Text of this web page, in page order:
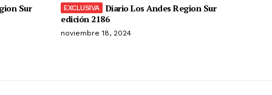
Sur
Diario Los Andes Region Sur
edición 2186
noviembre 18, 2024